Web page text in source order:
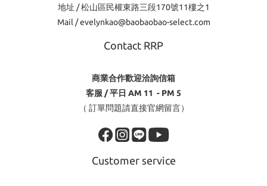
地址 / 松山區民權東路三段170號11樓之1
Mail / evelynkao@baobaobao-select.com
Contact RRP
商業合作歡迎洽詢信箱
客服 / 平日 AM 11 - PM 5
（ 訂單問題請直接官網留言）
Customer service